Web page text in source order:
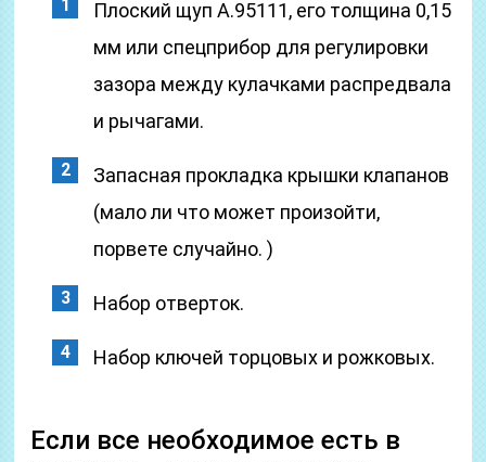
Плоский щуп А.95111, его толщина 0,15
мм или спецприбор для регулировки
зазора между кулачками распредвала
и рычагами.
Запасная прокладка крышки клапанов
(мало ли что может произойти,
порвете случайно. )
Набор отверток.
Набор ключей торцовых и рожковых.
Если все необходимое есть в